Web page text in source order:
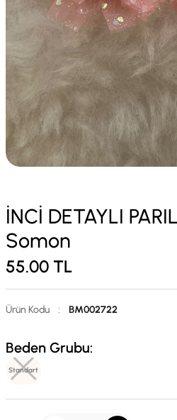
İNCİ DETAYLI
Somon
55.00 TL
Ürün Kodu : BM002722
Beden Grubu:
Standart